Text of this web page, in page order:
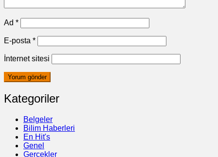
Ad *
E-posta *
İnternet sitesi
Kategoriler
Belgeler
Bilim Haberleri
En Hit's
Genel
Gerçekler